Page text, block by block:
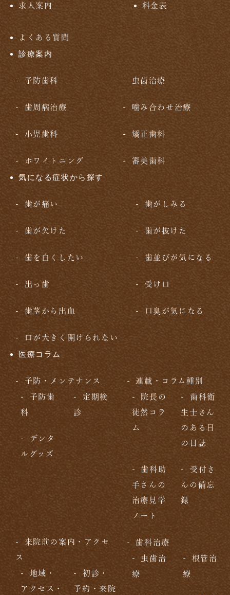
求人案内 料金表
よくある質問
診療案内
予防歯科 虫歯治療
歯周病治療 噛み合わせ治療
小児歯科 矯正歯科
ホワイトニング 審美歯科
気になる症状から探す
歯が痛い 歯がしみる
歯が欠けた 歯が抜けた
歯を白くしたい 歯並びが気になる
出っ歯 受け口
歯茎から出血 口臭が気になる
口が大きく開けられない
医療コラム
予防・メンテナンス
予防歯
科
定期検
診
デンタ
ルグッズ
連載・コラム種別
院長の
徒然コラ
ム
歯科衛
生士さん
のある日
の日誌
歯科助
手さんの
治療見学
ノート
受付さ
んの備忘
録
来院前の案内・アクセ
ス
地域・
アクセス・
初診・
予約・来院
歯科治療
虫歯治
療
根管治
療